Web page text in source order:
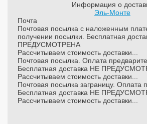
Информация о
Эль-Монте
Почта
Почтовая посылка с наложенным
получении посылки. Бесплатная
ПРЕДУСМОТРЕНА
Рассчитываем стоимость доставки...
Почтовая посылка. Оплата
Бесплатная доставка НЕ
Рассчитываем стоимость доставки...
Почтовая посылка заграницу. Оплата
Бесплатная доставка НЕ
Рассчитываем стоимость доставки...